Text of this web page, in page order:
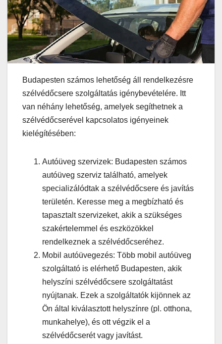
Budapesten számos lehetőség áll rendelkezésre
szélvédőcsere szolgáltatás igénybevételére. Itt
van néhány lehetőség, amelyek segíthetnek a
szélvédőcserével kapcsolatos igényeinek
kielégítésében:
Autóüveg szervizek: Budapesten számos
autóüveg szerviz található, amelyek
specializálódtak a szélvédőcsere és javítás
területén. Keresse meg a megbízható és
tapasztalt szervizeket, akik a szükséges
szakértelemmel és eszközökkel
rendelkeznek a szélvédőcseréhez.
Mobil autóüvegezés: Több mobil autóüveg
szolgáltató is elérhető Budapesten, akik
helyszíni szélvédőcsere szolgáltatást
nyújtanak. Ezek a szolgáltatók kijönnek az
Ön által kiválasztott helyszínre (pl. otthona,
munkahelye), és ott végzik el a
szélvédőcserét vagy javítást.